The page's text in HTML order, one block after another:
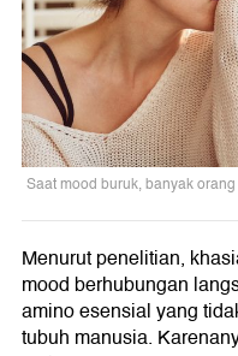
Saat mood buruk, banyak
Menurut penelitian,
mood berhubungan
amino esensial yang
tubuh manusia.